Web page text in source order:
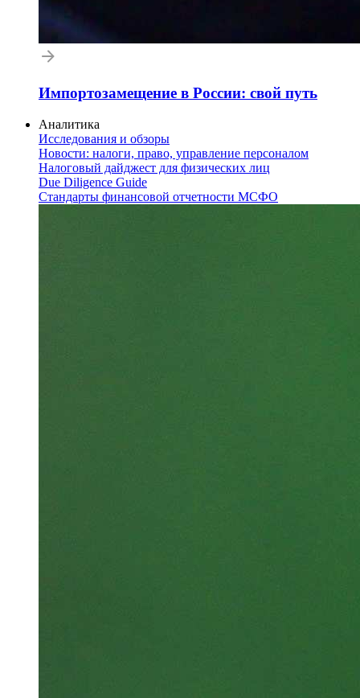
Импортозамещение в России: свой путь
Аналитика
Исследования и обзоры
Новости: налоги, право, управление персоналом
Налоговый дайджест для физических лиц
Due Diligence Guide
Стандарты финансовой отчетности МСФО